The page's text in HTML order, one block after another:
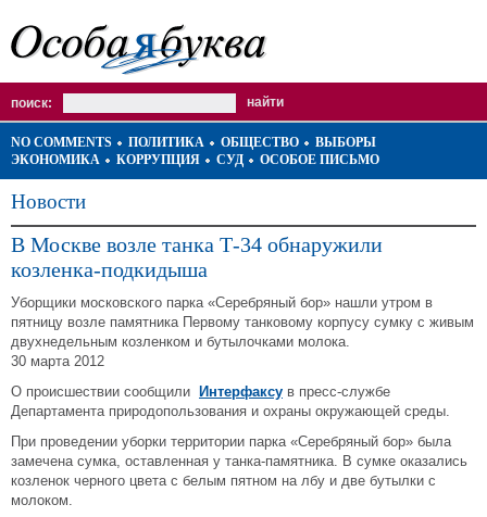
поиск:
NO COMMENTS ПОЛИТИКА ОБЩЕСТВО
ВЫБОРЫ
ЭКОНОМИКА
КОРРУПЦИЯ СУД ОСОБОЕ ПИСЬМО
Новости
В Москве возле танка Т-34 обнаружили
козленка-подкидыша
Уборщики московского парка «Серебряный бор» нашли утром в
пятницу возле памятника Первому танковому корпусу сумку с живым
двухнедельным козленком и бутылочками молока.
30 марта 2012
О происшествии сообщили
Интерфаксу в пресс-службе
Департамента природопользования и охраны окружающей среды.
При проведении уборки территории парка «Серебряный бор» была
замечена сумка, оставленная у танка-памятника. В сумке оказались
козленок черного цвета с белым пятном на лбу и две бутылки с
молоком.